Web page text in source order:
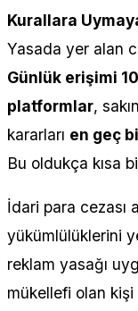
Kurallara
Yasada yer alan
Günlük erişimi
platformlar,
kararları en geç
Bu oldukça kısa
İdari para cezası
yükümlülüklerini
reklam yasağı
mükellefi olan